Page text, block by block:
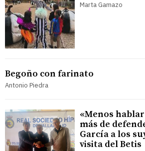
Marta Gamazo
Begoño con farinato
Antonio Piedra
«Menos
más de
García a los
visita del Betis